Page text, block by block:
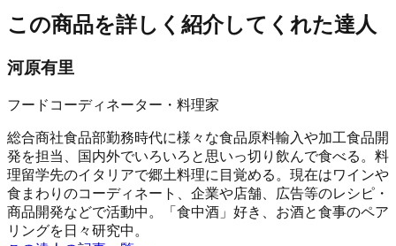
この商品を詳しく紹介してくれた達人
河原有里
フードコーディネーター・料理家
総合商社食品部勤務時代に様々な食品原料輸入や加工食品開
発を担当、国内外でいろいろと思いっ切り飲んで食べる。料
理留学先のイタリアで郷土料理に目覚める。現在はワインや
食まわりのコーディネート、企業や店舗、広告等のレシピ・
商品開発などで活動中。「食中酒」好き、お酒と食事のペア
リングを日々研究中。